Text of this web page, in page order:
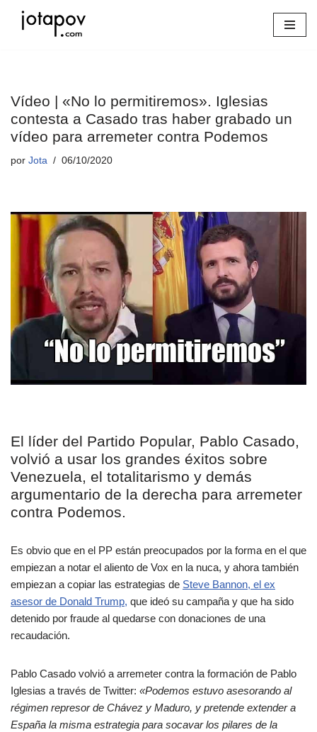
Vídeo | «No lo permitiremos». Iglesias
contesta a Casado tras haber grabado un
vídeo para arremeter contra Podemos
por Jota 06/10/2020
El líder del Partido Popular, Pablo Casado,
volvió a usar los grandes éxitos sobre
Venezuela, el totalitarismo y demás
argumentario de la derecha para arremeter
contra Podemos.
Es obvio que en el PP están preocupados por la forma en el que
empiezan a notar el aliento de Vox en la nuca, y ahora también
empiezan a copiar las estrategias de Steve Bannon, el ex
asesor de Donald Trump, que ideó su campaña y que ha sido
detenido por fraude al quedarse con donaciones de una
recaudación.
Pablo Casado volvió a arremeter contra la formación de Pablo
Iglesias a través de Twitter: «Podemos estuvo asesorando al
régimen represor de Chávez y Maduro, y pretende extender a
España la misma estrategia para socavar los pilares de la